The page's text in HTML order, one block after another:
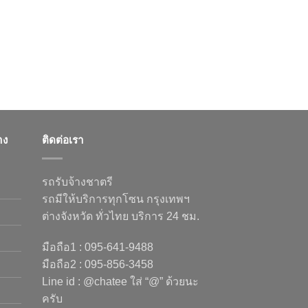
ติดต่อเรา
รถรับจ้างชาตรี
รถมีให้บริการทุกโซน กรุงเทพฯ
ต่างจังหวัด ทั่วไทย บริการ 24 ชม.
มือถือ1 : 095-641-9488
มือถือ2 : 095-856-3458
Line id : @chatee ใส่ “@” ด้วยนะ
ครับ